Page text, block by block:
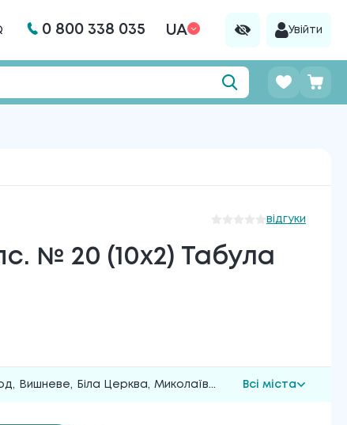
0 800 338 035 UA Увійти
відгуки
№ 20 (10х2) Табула
, Вишневе, Біла Церква, Миколаїв... Всі міста